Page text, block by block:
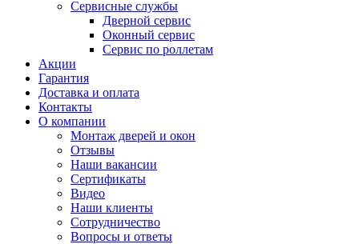
Сервисные службы
Дверной сервис
Оконный сервис
Сервис по роллетам
Акции
Гарантия
Доставка и оплата
Контакты
О компании
Монтаж дверей и окон
Отзывы
Наши вакансии
Сертификаты
Видео
Наши клиенты
Сотрудничество
Вопросы и ответы